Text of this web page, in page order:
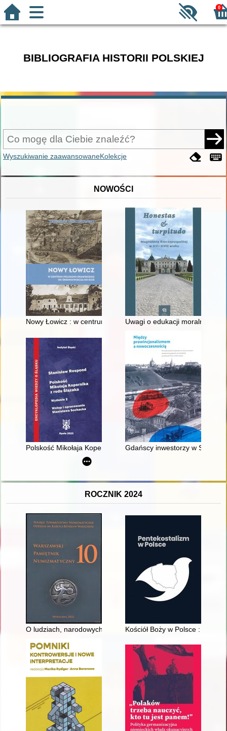
0
BIBLIOGRAFIA HISTORII POLSKIEJ
Wyszukiwanie zaawansowaneKolekcje
NOWOŚCI
Nowy Łowicz : w centrum poligonu drawskiego od
Uwagi o edukacji moralnej
Polskość Mikołaja Kopernika z rodu Ślązaka
Gdańscy inwestorzy w
ROCZNIK 2024
O ludziach, narodowych pamiątkach i pasji kolekcjonerskiej :
Kościół Boży w Polsce :